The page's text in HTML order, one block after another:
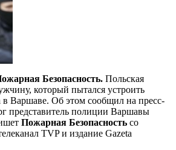
Безопасность. Польская
который пытался устроить
в Варшаве. Об этом сообщил на пресс-
представитель полиции Варшавы
Пожарная Безопасность со
TVP и издание Gazeta